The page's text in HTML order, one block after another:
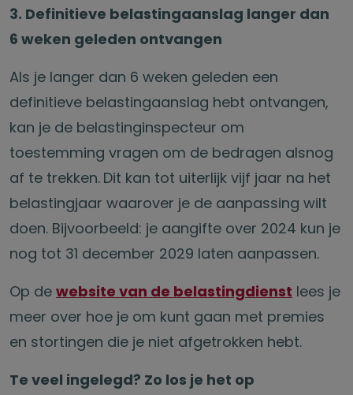
3. Definitieve belastingaanslag langer dan
6 weken geleden ontvangen
Als je langer dan 6 weken geleden een
definitieve belastingaanslag hebt ontvangen,
kan je de belastinginspecteur om
toestemming vragen om de bedragen alsnog
af te trekken. Dit kan tot uiterlijk vijf jaar na het
belastingjaar waarover je de aanpassing wilt
doen. Bijvoorbeeld: je aangifte over 2024 kun je
nog tot 31 december 2029 laten aanpassen.
Op de website van de belastingdienst lees je
meer over hoe je om kunt gaan met premies
en stortingen die je niet afgetrokken hebt.
Te veel ingelegd? Zo los je het op